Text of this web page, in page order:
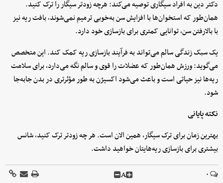
دکتر دین به افراد سیگاری توصیه می‌کند: هرچه زودتر سیگار را ترک کنید.
همان‌طور که استخوان‌ها با افزایش سن به‌خوبی ترمیم نمی‌شوند، بافت ریه نیز
با بالارفتن سن، توانایی کمتری برای بازسازی خود دارد.
یک سبک زندگی سالم می‌تواند به فرآیند بازسازی ریه کمک کند. این متخصص
می‌گوید: ورزش همان‌طور که عضلات را قوی و سالم نگه می‌دارد، برای سلامت
ریه‌ها نیز حیاتی است و باعث می‌شود اکسیژن به طور مؤثرتری در بدن جابه‌جا
شود.
نکته پایانی
بهترین زمان برای ترک سیگار، همین الان است. هر چه زودتر ترک کنید، شانس
بیشتری برای بازسازی ریه‌هایتان خواهید داشت.
۰ A